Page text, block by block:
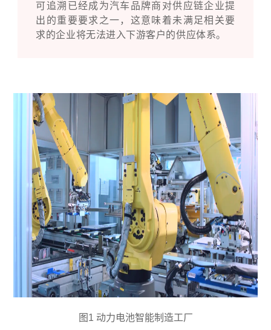
可追溯已经成为汽车品牌商对供应链企业提
出的重要要求之一，这意味着未满足相关要
求的企业将无法进入下游客户的供应体系。
图1 动力电池智能制造工厂